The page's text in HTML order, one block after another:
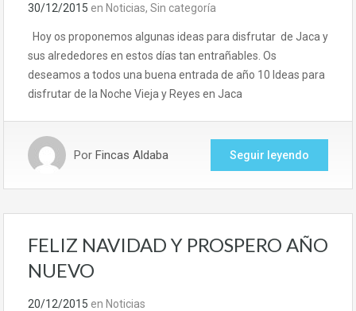
30/12/2015 en Noticias, Sin categoría
Hoy os proponemos algunas ideas para disfrutar de Jaca y
sus alrededores en estos días tan entrañables. Os
deseamos a todos una buena entrada de año 10 Ideas para
disfrutar de la Noche Vieja y Reyes en Jaca
Por Fincas Aldaba Seguir leyendo
FELIZ NAVIDAD Y PROSPERO AÑO
NUEVO
20/12/2015 en Noticias